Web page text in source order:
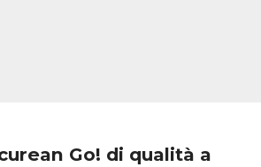
Go! di qualità a